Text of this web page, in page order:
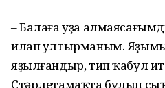
– Балаға уҙа
илап ултырманым.
яҙылғандыр, тип ҡабул
Стәрлетамаҡта булып